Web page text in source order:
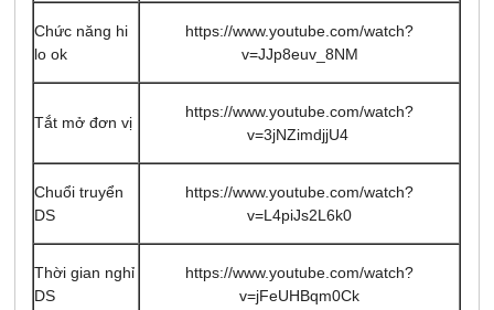
Chức năng hi
lo ok
https://www.youtube.com/watch?
v=JJp8euv_8NM
Tắt mở đơn vị
https://www.youtube.com/watch?
v=3jNZimdjjU4
Chuổi truyển
DS
https://www.youtube.com/watch?
v=L4piJs2L6k0
Thời gian nghỉ
DS
https://www.youtube.com/watch?
v=jFeUHBqm0Ck